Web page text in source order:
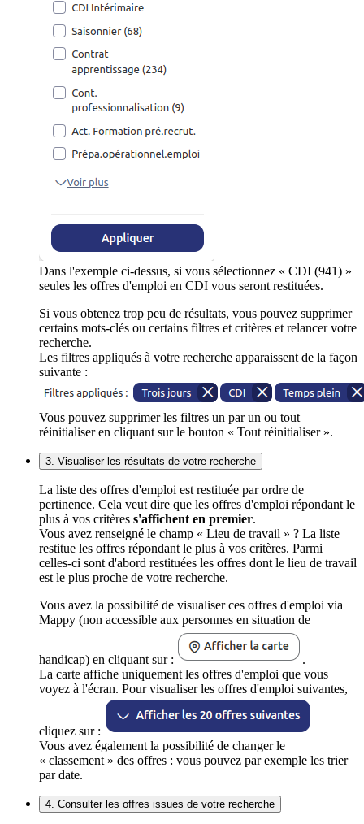
Dans l'exemple ci-dessus, si vous sélectionnez « CDI (941) »
seules les offres d'emploi en CDI vous seront restituées.
Si vous obtenez trop peu de résultats, vous pouvez supprimer
certains mots-clés ou certains filtres et critères et relancer votre
recherche.
Les filtres appliqués à votre recherche apparaissent de la façon
suivante :
Vous pouvez supprimer les filtres un par un ou tout
réinitialiser en cliquant sur le bouton « Tout réinitialiser ».
3. Visualiser les résultats de votre recherche
La liste des offres d'emploi est restituée par ordre de
pertinence. Cela veut dire que les offres d'emploi répondant le
plus à vos critères s'affichent en premier.
Vous avez renseigné le champ « Lieu de travail » ? La liste
restitue les offres répondant le plus à vos critères. Parmi
celles-ci sont d'abord restituées les offres dont le lieu de travail
est le plus proche de votre recherche.
Vous avez la possibilité de visualiser ces offres d'emploi via
Mappy (non accessible aux personnes en situation de
handicap) en cliquant sur :
.
La carte affiche uniquement les offres d'emploi que vous
voyez à l'écran. Pour visualiser les offres d'emploi suivantes,
cliquez sur :
Vous avez également la possibilité de changer le
« classement » des offres : vous pouvez par exemple les trier
par date.
4. Consulter les offres issues de votre recherche